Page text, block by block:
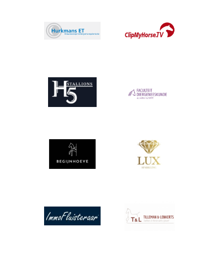
Afbeelding
Afbeelding Afbeelding
Afbeelding Afbeelding
Afbeelding Afbeelding